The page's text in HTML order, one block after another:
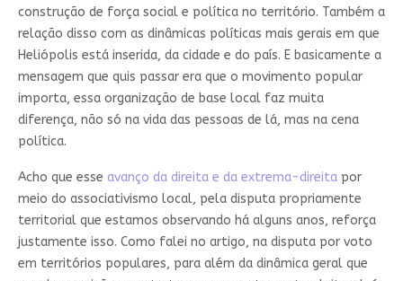
construção de força social e política no território. Também a
relação disso com as dinâmicas políticas mais gerais em que
Heliópolis está inserida, da cidade e do país. E basicamente a
mensagem que quis passar era que o movimento popular
importa, essa organização de base local faz muita
diferença, não só na vida das pessoas de lá, mas na cena
política.
Acho que esse avanço da direita e da extrema-direitapor
meio do associativismo local, pela disputa propriamente
territorial que estamos observando há alguns anos, reforça
justamente isso. Como falei no artigo, na disputa por voto
em territórios populares, para além da dinâmica geral que